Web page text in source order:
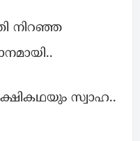
നിറഞ്ഞ
സ്വാഹ..